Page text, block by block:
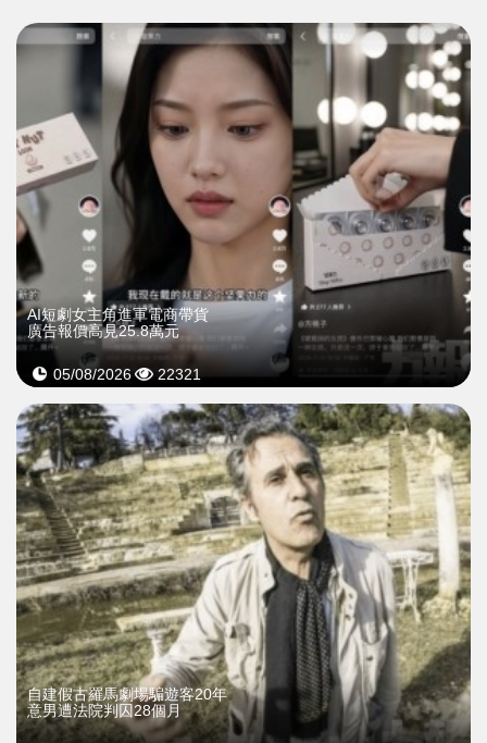
AI短劇女主角進軍電商帶貨
廣告報價高見25.8萬元
05/08/2026 22321
自建假古羅馬劇場騙遊客20年
意男遭法院判囚28個月